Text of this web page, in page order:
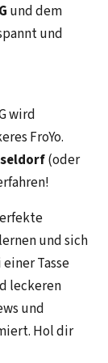
und dem
und
wird
FroYo.
(oder
und sich
Tasse
leckeren
und
Hol dir